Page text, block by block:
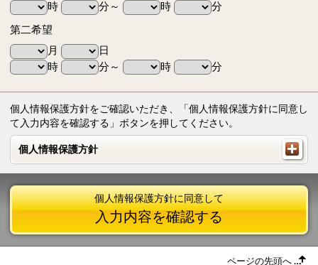
時
分～ 時
分
第二希望
月
日
時
分～ 時 分
個人情報保護方針をご確認いただき、「個人情報保護方針に同意し
て入力内容を確認する」ボタンを押してください。
個人情報保護方針
個人情報保護方針
個人情報保護方針に同意して
入力内容を確認する
ページの先頭へ